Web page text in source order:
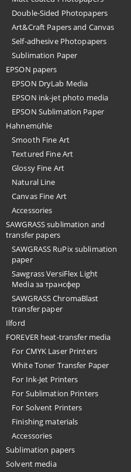
Double-Sided Photopapers
Art&Craft Papers and Canvas
Self-adhesive Photopapers
Sublimation Paper
EPSON papers
EPSON DryLab Media
EPSON ink-jet photo media
EPSON Sublimation Paper
Hahnemühle
Smooth Fine Art
Textured Fine Art
Glossy Fine Art
Natural Line
Canvas Fine Art
Accessories
SAWGRASS sublimation and
transfer papers
SAWGRASS RuPix sublimation
paper
Sawgrass VersiFlex Light
Media за трансфер
SAWGRASS ChromaBlast
transfer paper
Ilford
FOREVER heat-transfer media
For CMYK Laser Printers
White Toner Transfer Paper
For Ink-Jet Printers
For Sublimation Printers
For Solvent Printers
Finishing materials
Accessories
Sublimation papers
Solvent media